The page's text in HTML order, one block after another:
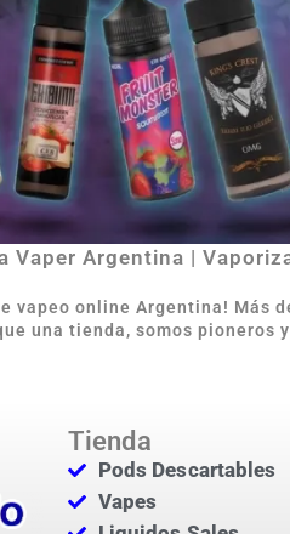
Vaper Argentina |
vapeo online Argentina! Más
una tienda, somos pioneros
Tienda
Pods Descartables
Vapes